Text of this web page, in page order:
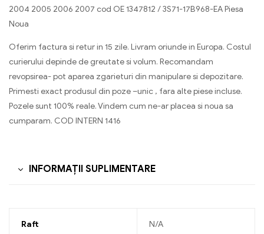
2004 2005 2006 2007 cod OE 1347812 / 3S71-17B968-EA Piesa
Noua
Oferim factura si retur in 15 zile. Livram oriunde in Europa. Costul
curierului depinde de greutate si volum. Recomandam
revopsirea- pot aparea zgarieturi din manipulare si depozitare.
Primesti exact produsul din poze –unic , fara alte piese incluse.
Pozele sunt 100% reale. Vindem cum ne-ar placea si noua sa
cumparam. COD INTERN 1416
INFORMAȚII SUPLIMENTARE
Raft N/A